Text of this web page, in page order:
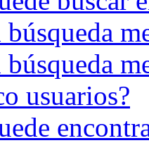
usuarios?